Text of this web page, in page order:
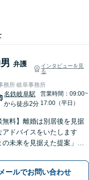
弁護
インタビューを見
る
務所 岐阜事務所
名鉄岐阜駅
から徒歩2分
営業時間：09:00~
17:00（平日）
無料】離婚は別居後を見据
アドバイスをいたします
の未来を見据えた提案」遺
岐阜駅3分】他業種との連携
ラブルを回避【休日・夜間
メールでお問い合わせ